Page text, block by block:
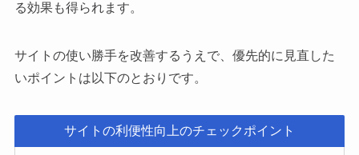
る効果も得られます。
サイトの使い勝手を改善するうえで、優先的に見直した
いポイントは以下のとおりです。
サイトの利便性向上のチェックポイント